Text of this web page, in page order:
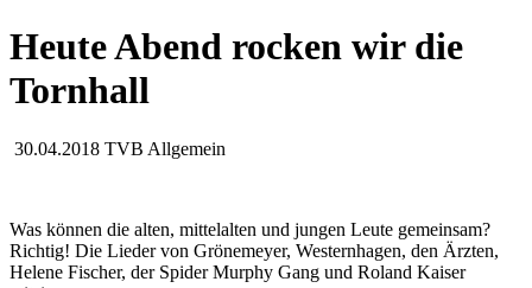
Heute Abend rocken wir die
Tornhall
30.04.2018 TVB Allgemein
Was können die alten, mittelalten und jungen Leute gemeinsam?
Richtig! Die Lieder von Grönemeyer, Westernhagen, den Ärzten,
Helene Fischer, der Spider Murphy Gang und Roland Kaiser